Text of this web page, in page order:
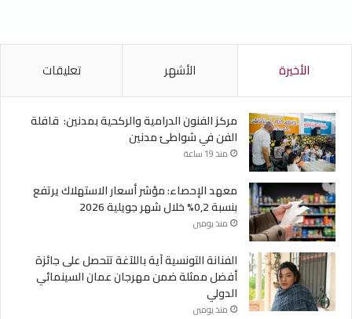
الأخيرة الأشهر تعليقات
مركز الفنون الدرامية والركحية بمدنين: قافلة
الفن في شواطئ مدنين
منذ 19 ساعة
معهد الإحصاء: مؤشر أسعار الاستهلاك يرتفع
بنسبة 0,2% خلال شهر جويلية 2026
منذ يومين
الفنانة التونسية آية باللآغة تتحصل على جائزة
أفضل ممثلة ضمن مهرجان عمان السينمائي
الدولي
منذ يومين